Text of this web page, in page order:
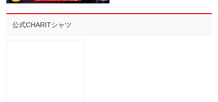
公式CHARITシャツ